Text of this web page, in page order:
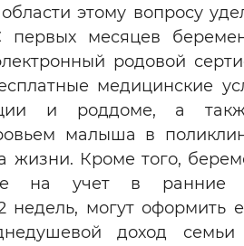
этому вопросу
месяцев
родовой
медицинские
и роддоме, а
малыша в
жизни. Кроме того,
на учет в ранние
недель, могут оформить
доход